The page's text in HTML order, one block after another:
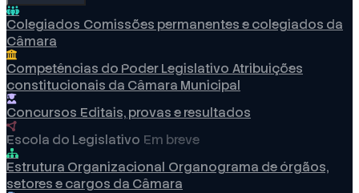
Colegiados Comissões permanentes e colegiados da
Câmara
Competências do Poder Legislativo Atribuições
constitucionais da Câmara Municipal
Concursos Editais, provas e resultados
Escola do Legislativo Em breve
Estrutura Organizacional Organograma de órgãos,
setores e cargos da Câmara